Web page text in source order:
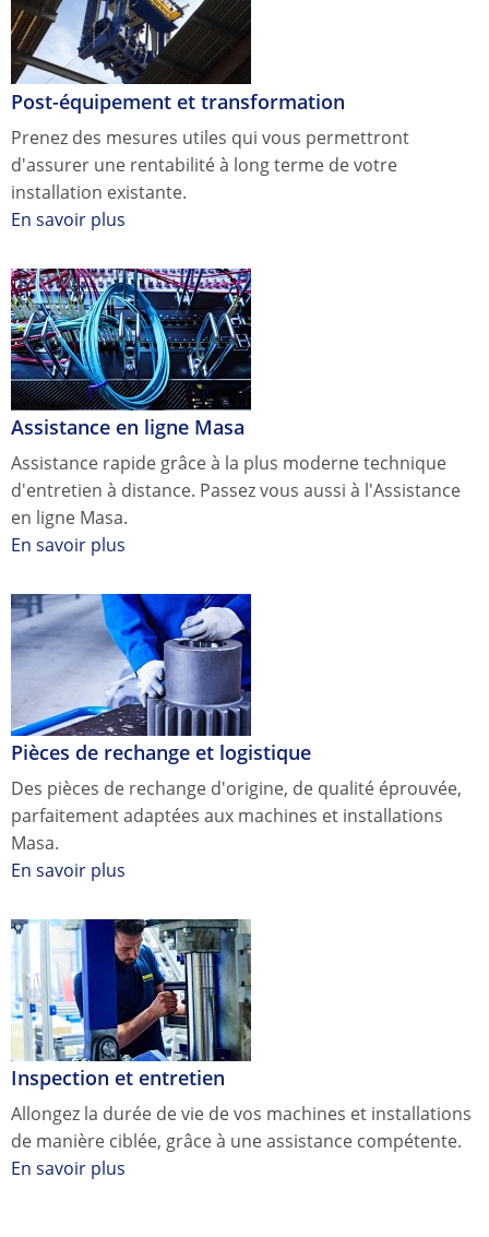
Post-équipement et transformation
Prenez des mesures utiles qui vous permettront
d'assurer une rentabilité à long terme de votre
installation existante.
En savoir plus
Assistance en ligne Masa
Assistance rapide grâce à la plus moderne technique
d'entretien à distance. Passez vous aussi à l'Assistance
en ligne Masa.
En savoir plus
Pièces de rechange et logistique
Des pièces de rechange d'origine, de qualité éprouvée,
parfaitement adaptées aux machines et installations
Masa.
En savoir plus
Inspection et entretien
Allongez la durée de vie de vos machines et installations
de manière ciblée, grâce à une assistance compétente.
En savoir plus